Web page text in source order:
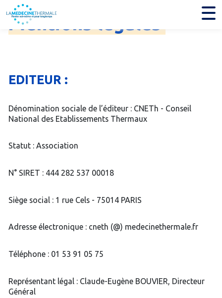
Mentions
EDITEUR :
Dénomination sociale de l’éditeur : CNETh - Conseil
National des Etablissements Thermaux
Statut : Association
N° SIRET : 444 282 537 00018
Siège social : 1 rue Cels - 75014 PARIS
Adresse électronique : cneth (@) medecinethermale.fr
Téléphone : 01 53 91 05 75
Représentant légal : Claude-Eugène BOUVIER, Directeur
Général